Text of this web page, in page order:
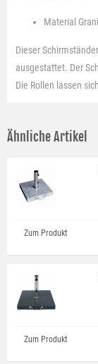
Material
Dieser
ausgestattet. Der
Die Rollen lassen
Ähnliche Artikel
Zum Produkt
Zum Produkt